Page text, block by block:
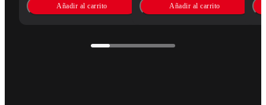
Añadir al carrito Añadir al carrito